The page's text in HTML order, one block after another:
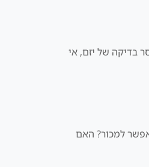
בדיקה של יזם, אי
למכור? האם